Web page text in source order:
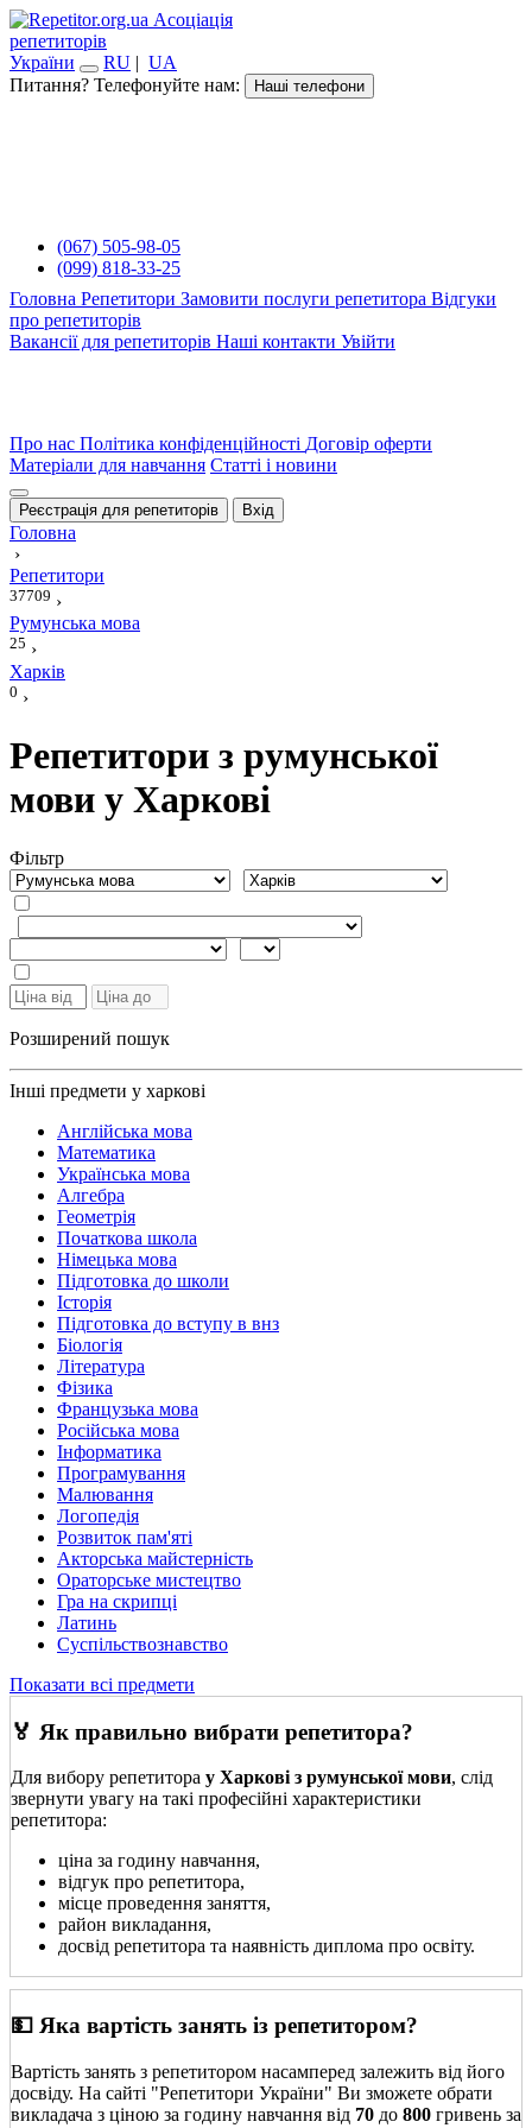
Асоціація
репетиторів
України
RU | UA
Питання? Телефонуйте нам:
Наші телефони
(067) 505-98-05
(099) 818-33-25
Головна Репетитори Замовити послуги репетитора Відгуки
про репетиторів
Вакансії для репетиторів Наші контакти Увійти
Про нас Політика конфіденційності Договір оферти
Матеріали для навчання Статті і новини
Реєстрація для репетиторів Вхід
Головна
›
Репетитори
37709 ›
Румунська мова
25 ›
Харків
0 ›
Репетитори з румунської
мови у Харкові
Фiльтр
Розширений пошук
Інші предмети у харкові
Англійська мова
Математика
Українська мова
Алгебра
Геометрія
Початкова школа
Німецька мова
Підготовка до школи
Історія
Підготовка до вступу в внз
Біологія
Література
Фізика
Французька мова
Російська мова
Інформатика
Програмування
Малювання
Логопедія
Розвиток пам'яті
Акторська майстерність
Ораторське мистецтво
Гра на скрипці
Латинь
Суспільствознавство
Показати всі предмети
🏅 Як правильно вибрати репетитора?
Для вибору репетитора у Харкові з румунської мови, слід
звернути увагу на такі професійні характеристики
репетитора:
ціна за годину навчання,
відгук про репетитора,
місце проведення заняття,
район викладання,
досвід репетитора та наявність диплома про освіту.
💵 Яка вартість занять із репетитором?
Вартість занять з репетитором насамперед залежить від його
досвіду. На сайті "Репетитори України" Ви зможете обрати
викладача з ціною за годину навчання від 70 до 800 гривень за